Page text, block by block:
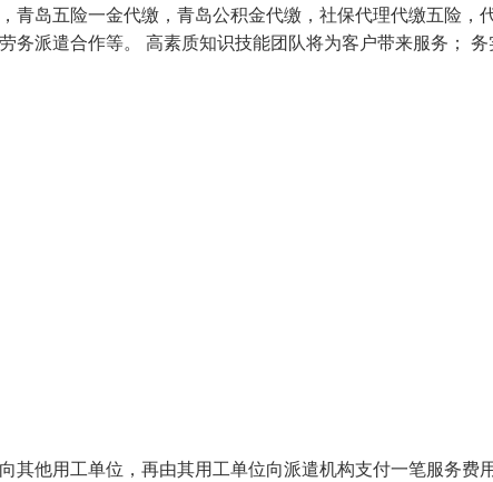
青岛五险一金代缴，青岛公积金代缴，社保代理代缴五险，
务派遣合作等。 高素质知识技能团队将为客户带来服务； 务
其他用工单位，再由其用工单位向派遣机构支付一笔服务费